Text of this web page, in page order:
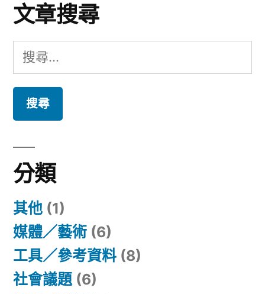
文章搜尋
搜
尋
鍵
字:
分類
其他 (1)
媒體／藝術 (6)
工具／參考資料 (8)
社會議題 (6)